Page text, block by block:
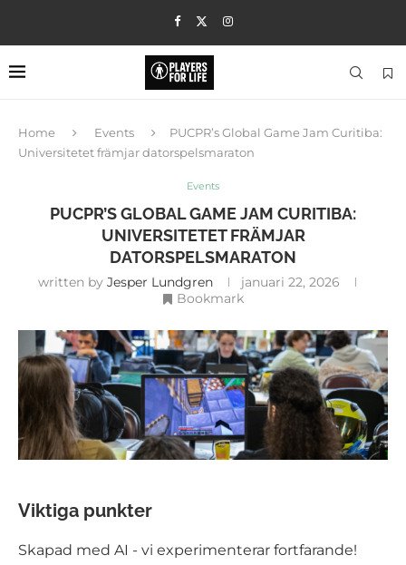
Home Events
PUCPR’s Global Game Jam Curitiba:
Universitetet främjar datorspelsmaraton
Events
PUCPR’S GLOBAL GAME JAM CURITIBA:
UNIVERSITETET FRÄMJAR
DATORSPELSMARATON
written by Jesper Lundgren
januari 22, 2026
Bookmark
Viktiga punkter
Skapad med AI - vi experimenterar fortfarande!